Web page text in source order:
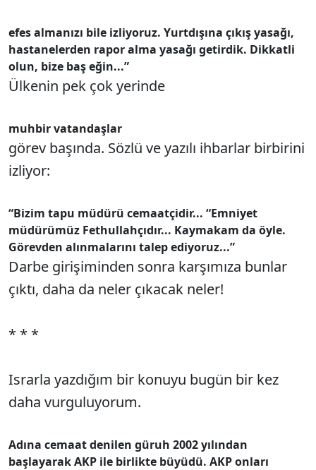
efes almanızı bile izliyoruz. Yurtdışına çıkış yasağı,
hastanelerden rapor alma yasağı getirdik. Dikkatli
olun, bize baş eğin...”
Ülkenin pek çok yerinde
muhbir vatandaşlar
görev başında. Sözlü ve yazılı ihbarlar birbirini
izliyor:
“Bizim tapu müdürü cemaatçidir... “Emniyet
müdürümüz Fethullahçıdır... Kaymakam da öyle.
Görevden alınmalarını talep ediyoruz...”
Darbe girişiminden sonra karşımıza bunlar
çıktı, daha da neler çıkacak neler!
* * *
Israrla yazdığım bir konuyu bugün bir kez
daha vurguluyorum.
Adına cemaat denilen güruh 2002 yılından
başlayarak AKP ile birlikte büyüdü. AKP onları